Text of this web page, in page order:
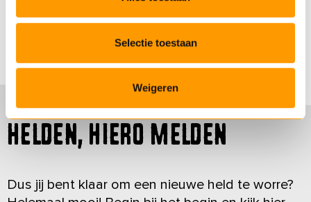
Selectie toestaan
Weigeren
Helden, hiero melden
Dus jij bent klaar om een nieuwe held te worre?